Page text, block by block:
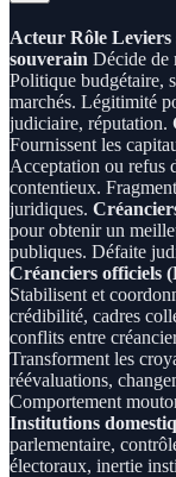
Acteur Rôle Leviers
souverain Décide de
Politique budgétaire,
marchés. Légitimité
judiciaire, réputation.
Fournissent les
Acceptation ou refus
contentieux.
juridiques.
pour obtenir un
publiques. Défaite
Créanciers officiels
Stabilisent et
crédibilité, cadres
conflits entre
Transforment les
réévaluations,
Comportement
Institutions
parlementaire,
électoraux, inertie